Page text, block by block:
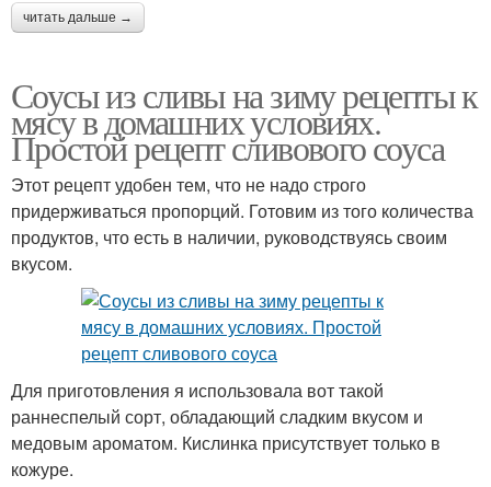
читать дальше →
Соусы из сливы на зиму рецепты к
мясу в домашних условиях.
Простой рецепт сливового соуса
Этот рецепт удобен тем, что не надо строго
придерживаться пропорций. Готовим из того количества
продуктов, что есть в наличии, руководствуясь своим
вкусом.
Для приготовления я использовала вот такой
раннеспелый сорт, обладающий сладким вкусом и
медовым ароматом. Кислинка присутствует только в
кожуре.